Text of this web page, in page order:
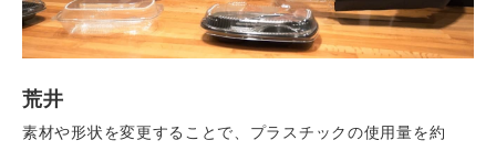
荒井
素材や形状を変更することで、プラスチックの使用量を約